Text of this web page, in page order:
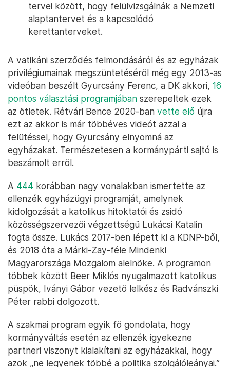
tervei között, hogy felülvizsgálnák a Nemzeti
alaptantervet és a kapcsolódó
kerettanterveket.
A vatikáni szerződés felmondásáról és az egyházak
privilégiumainak megszüntetéséről még egy 2013-as
videóban beszélt Gyurcsány Ferenc, a DK akkori, 16
pontos választási programjában szerepeltek ezek
az ötletek. Rétvári Bence 2020-ban vette elő újra
ezt az akkor is már többéves videót azzal a
felütéssel, hogy Gyurcsány elnyomná az
egyházakat. Természetesen a kormánypárti sajtó is
beszámolt erről.
A 444 korábban nagy vonalakban ismertette az
ellenzék egyházügyi programját, amelynek
kidolgozását a katolikus hitoktatói és zsidó
közösségszervezői végzettségű Lukácsi Katalin
fogta össze. Lukács 2017-ben lépett ki a KDNP-ből,
és 2018 óta a Márki-Zay-féle Mindenki
Magyarországa Mozgalom alelnöke. A programon
többek között Beer Miklós nyugalmazott katolikus
püspök, Iványi Gábor vezető lelkész és Radvánszki
Péter rabbi dolgozott.
A szakmai program egyik fő gondolata, hogy
kormányváltás esetén az ellenzék igyekezne
partneri viszonyt kialakítani az egyházakkal, hogy
azok „ne legyenek többé a politika szolgálóleányai.”